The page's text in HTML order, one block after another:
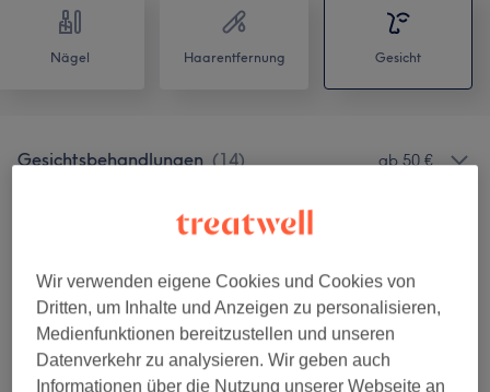
Nägel Haarentfernung Gesicht
Gesichtsbehandlungen (14) ab 50 €
Permanent Make-Up (9)
Augenbrauen & Wimpernbehandlungen (9) ab 12 €
Wir verwenden eigene Cookies und Cookies von
Dritten, um Inhalte und Anzeigen zu personalisieren,
Medienfunktionen bereitzustellen und unseren
Datenverkehr zu analysieren. Wir geben auch
Informationen über die Nutzung unserer Webseite an